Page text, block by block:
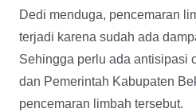
Dedi menduga, pencemaran
terjadi karena sudah ada
Sehingga perlu ada antisipasi
dan Pemerintah Kabupaten
pencemaran limbah tersebut.